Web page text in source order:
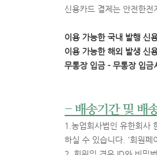
신용카드 결제는 안전한
이용 가능한 국내 발행 신
이용 가능한 해외 발생
무통장 입금 - 무통장 입금
- 배송기간 및 배
1.농업회사법인 유한회사
하실 수 있습니다. '회원